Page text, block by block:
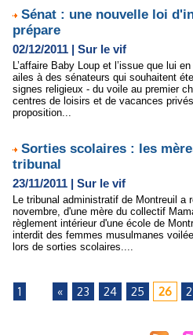
Sénat : une nouvelle loi
prépare
02/12/2011 | Sur le vif
L’affaire Baby Loup et l’issue que lui
ailes à des sénateurs qui souhaitent
signes religieux - du voile au premier
centres de loisirs et de vacances
proposition...
Sorties scolaires : les
tribunal
23/11/2011 | Sur le vif
Le tribunal administratif de Montreuil a
novembre, d'une mère du collectif
règlement intérieur d'une école de
interdit des femmes musulmanes
lors de sorties scolaires....
1 « 23 24 25 26